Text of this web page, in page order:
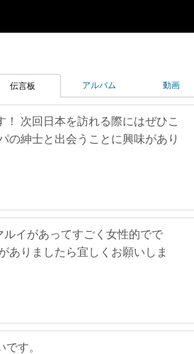
伝言板 アルバム 動画
次回日本を訪れる際にはぜひこ
の紳士と出会うことに興味があり
イがあってすごく女性的でで
ありましたら宜しくお願いしま
す。